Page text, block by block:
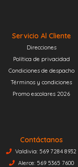
Servicio Al Cliente
Direcciones
Política de privacidad
Condiciones de despacho
Términos y condiciones
Promo escolares 2026
Contáctanos
Valdivia: 569 7284 8932
Alerce: 569 5365 7600